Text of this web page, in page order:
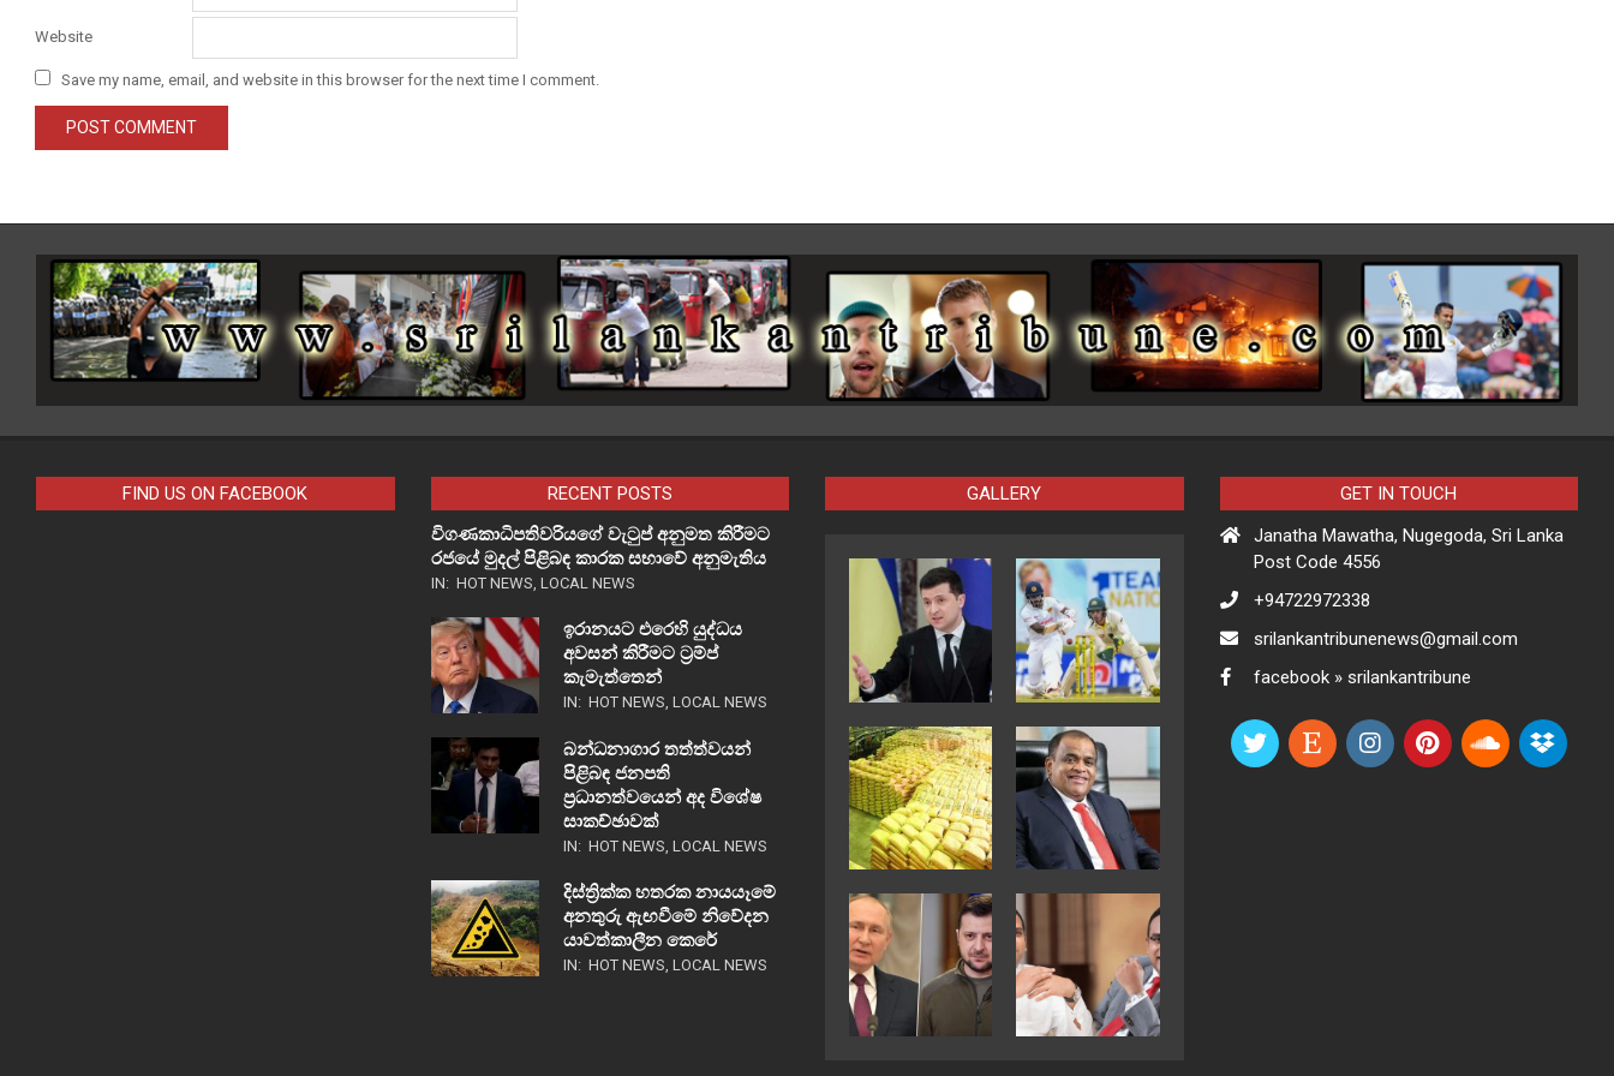
Website
Save my name, email, and website in this browser for the next time I comment.
FIND US ON FACEBOOK
RECENT POSTS
විගණකාධිපතිවරියගේ වැටුප් අනුමත කිරීමට
රජයේ මුදල් පිළිබඳ කාරක සභාවේ අනුමැතිය
IN: HOT NEWS, LOCAL NEWS
ඉරානයට එරෙහි යුද්ධය
අවසන් කිරීමට ට්‍රම්ප්
කැමැත්තෙන්
IN: HOT NEWS, LOCAL NEWS
බන්ධනාගාර තත්ත්වයන්
පිළිබඳ ජනපති
ප්‍රධානත්වයෙන් අද විශේෂ
සාකච්ඡාවක්
IN: HOT NEWS, LOCAL NEWS
දිස්ත්‍රික්ක හතරක නායයෑමේ
අනතුරු ඇඟවීමේ නිවේදන
යාවත්කාලීන කෙරේ
IN: HOT NEWS, LOCAL NEWS
GALLERY
GET IN TOUCH
Janatha Mawatha, Nugegoda, Sri Lanka
Post Code 4556
+94722972338
srilankantribunenews@gmail.com
facebook » srilankantribune